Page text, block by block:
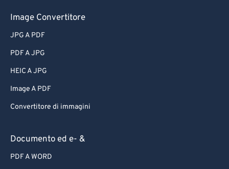
Image Convertitore
JPG A PDF
PDF A JPG
HEIC A JPG
Image A PDF
Convertitore di immagini
Documento ed e- &
PDF A WORD